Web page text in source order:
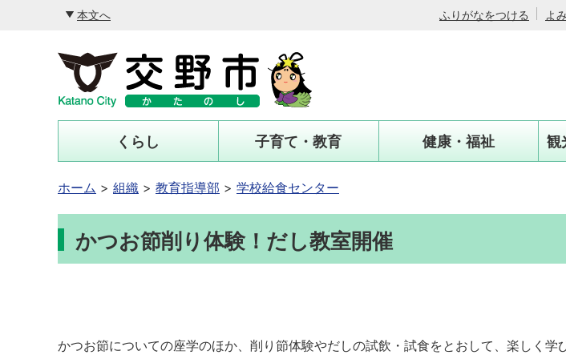
本文へ ふりがなをつける よ
くらし 子育て・教育 健康・福祉 観
ホーム 組織 教育指導部 学校給食センター
かつお節削り体験！だし教室開催
かつお節についての座学のほか、削り節体験やだしの試飲・試食をとおして、楽しく学